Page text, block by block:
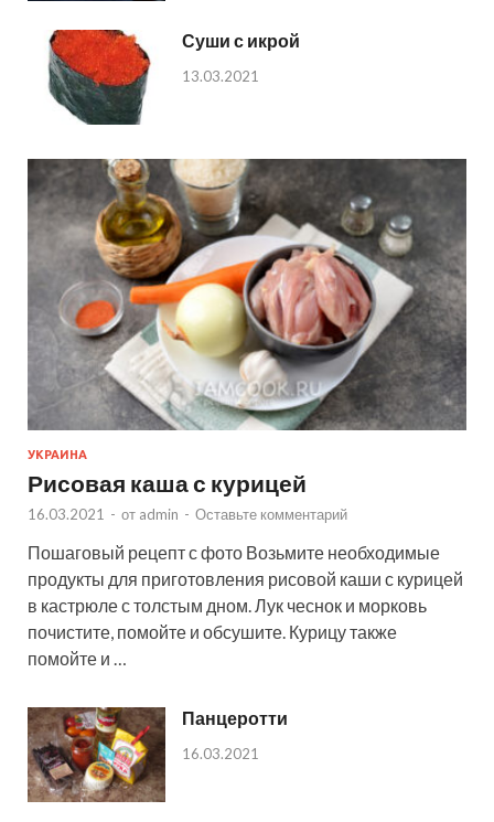
Суши с икрой
13.03.2021
УКРАИНА
Рисовая каша с курицей
16.03.2021 - от admin - Оставьте комментарий
Пошаговый рецепт с фото Возьмите необходимые
продукты для приготовления рисовой каши с курицей
в кастрюле с толстым дном. Лук чеснок и морковь
почистите, помойте и обсушите. Курицу также
помойте и …
Панцеротти
16.03.2021